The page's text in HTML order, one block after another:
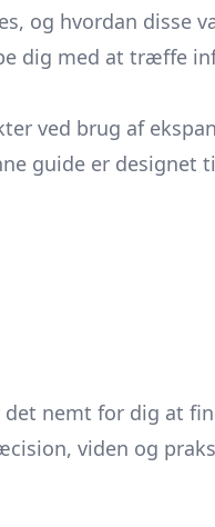
og hvordan disse
dig med at træffe
ved brug af
guide er designet
nemt for dig at
viden og